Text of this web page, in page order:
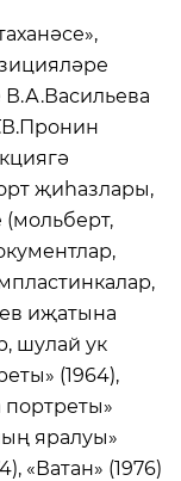
җиһазлары,
иҗатына
шулай ук
(1964),
портреты»
яралуы»
«Ватан» (1976)